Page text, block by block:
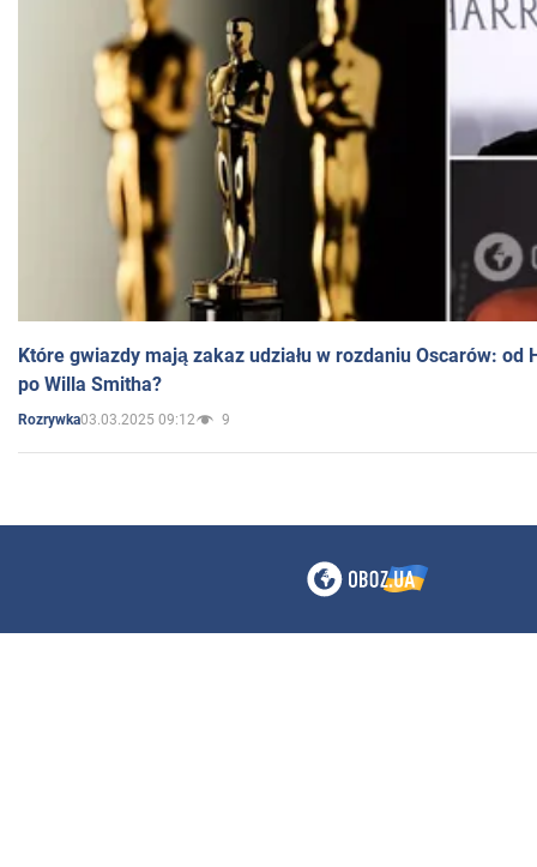
Które gwiazdy mają zakaz udziału w rozdaniu Oscarów: od
po Willa Smitha?
Rozrywka03.03.2025 09:12 9